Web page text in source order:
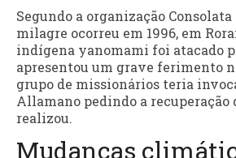
Segundo a organização
milagre ocorreu em 1996, em
indígena yanomami foi atacado
apresentou um grave ferimento
grupo de missionários teria
Allamano pedindo a recuperação
realizou.
Mudanças